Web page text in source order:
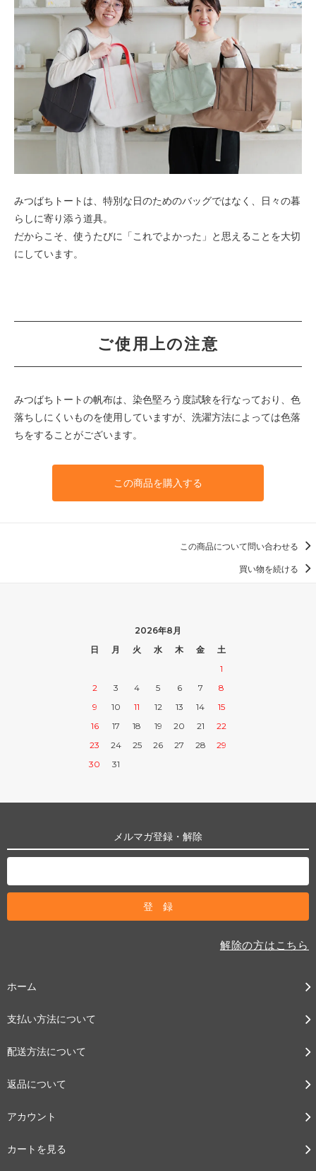
みつばちトートは、特別な日のためのバッグではなく、日々の暮
らしに寄り添う道具。
だからこそ、使うたびに「これでよかった」と思えることを大切
にしています。
ご使用上の注意
みつばちトートの帆布は、染色堅ろう度試験を行なっており、色
落ちしにくいものを使用していますが、洗濯方法によっては色落
ちをすることがございます。
この商品を購入する
この商品について問い合わせる
買い物を続ける
2026年8月
日
月 火 水 木 金
土
1
2
3 4 5 6 7
8
9
10 11 12 13 14
15
16
17 18 19 20 21
22
23
24 25 26 27 28
29
30
31
メルマガ登録・解除
解除の方はこちら
ホーム
支払い方法について
配送方法について
返品について
アカウント
カートを見る